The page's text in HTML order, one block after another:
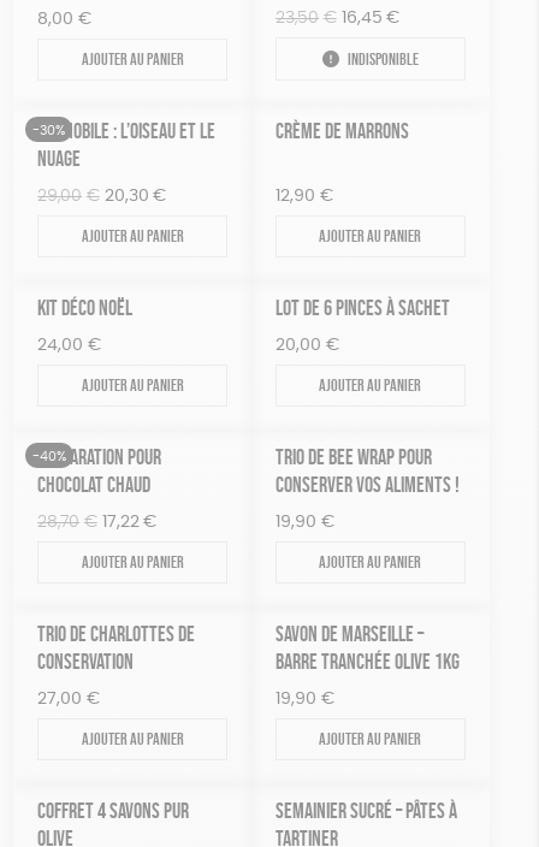
8,00 €
Ajouter au panier
23,50 € Le
initial
16,45 €Le
actuel
Indisponible
-30%
KIT MOBILE : L’OISEAU ET LE
NUAGE
29,00 € Le
initial
29,00€.
20,30 €Le
actuel
Ajouter au panier
CRÈME DE MARRONS
12,90 €
Ajouter au panier
KIT DÉCO NOËL
24,00 €
Ajouter au panier
LOT DE 6 PINCES À SACHET
20,00 €
Ajouter au panier
-40%
PRÉPARATION POUR
CHOCOLAT CHAUD
28,70 € Le
initial
17,22 €Le
actuel
Ajouter au panier
TRIO DE BEE WRAP POUR
CONSERVER VOS ALIMENTS !
19,90 €
Ajouter au panier
TRIO DE CHARLOTTES DE
CONSERVATION
27,00 €
Ajouter au panier
SAVON DE MARSEILLE –
BARRE TRANCHÉE OLIVE 1KG
19,90 €
Ajouter au panier
COFFRET 4 SAVONS PUR
OLIVE
SEMAINIER SUCRÉ – PÂTES À
TARTINER